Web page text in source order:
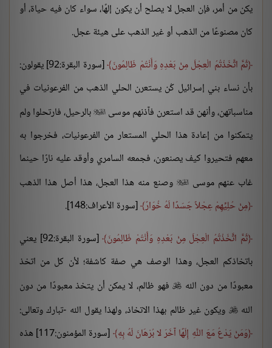
يكن من أمر، فإن العجل لا يصلح أن يكون إلهًا، سواء كان فيه حياة، أو
كان مصنوعًا من الذهب أو غير الذهب على هيئة عجل.
ثُمَّ اتَّخَذْتُمُ الْعِجْلَ مِنْ بَعْدِهِ وَأَنْتُمْ ظَالِمُونَ
[سورة البقرة:92] يقولون:
بأن نساء بني إسرائيل كُن يستعرن الحلي الذهب من الفرعونيات في
مناسباتهن، وأنهن قد استعرن فآذنهم موسى  بالرحيل، فارتحلوا ولم
يتمكنوا من إعادة هذا الحلي المستعار من الفرعونيات، فخرجوا به
معهم فتحيروا كيف يصنعون، فجمعه السامري وأوقد عليه نارًا حينما
غاب عنهم موسى  وصنع منه هذا العجل، هذا أصل هذا الذهب
مِنْ حُلِيِّهِمْ عِجْلاً جَسَدًا لَهُ خُوَارٌ [سورة الأعراف:148].
ثُمَّ اتَّخَذْتُمُ الْعِجْلَ مِنْ بَعْدِهِ وَأَنْتُمْ ظَالِمُونَ
[سورة البقرة:92] يعني
باتخاذكم العجل، وهذا الوصف هي صفة كاشفة؛ لأن كل من اتخذ
معبودًا من دون الله فهو ظالم، لا يمكن أن يتخذ معبودًا من دون
الله ويكون غير ظالم بهذا الاتخاذ، ولهذا يقول الله -تبارك وتعالى:
وَمَنْ يَدْعُ مَعَ اللَّهِ إِلَهًا آخَرَ لا بُرْهَانَ لَهُ بِهِ
[سورة المؤمنون:117] هذه